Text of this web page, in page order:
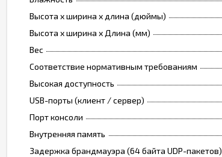
Высота х ширина х длина (дюймы)
Высота х ширина х Длина (мм)
Вес
Соответствие нормативным требованиям
Высокая доступность
USB-порты (клиент / сервер)
Порт консоли
Внутренняя память
Задержка брандмауэра (64 байта UDP-пакетов)